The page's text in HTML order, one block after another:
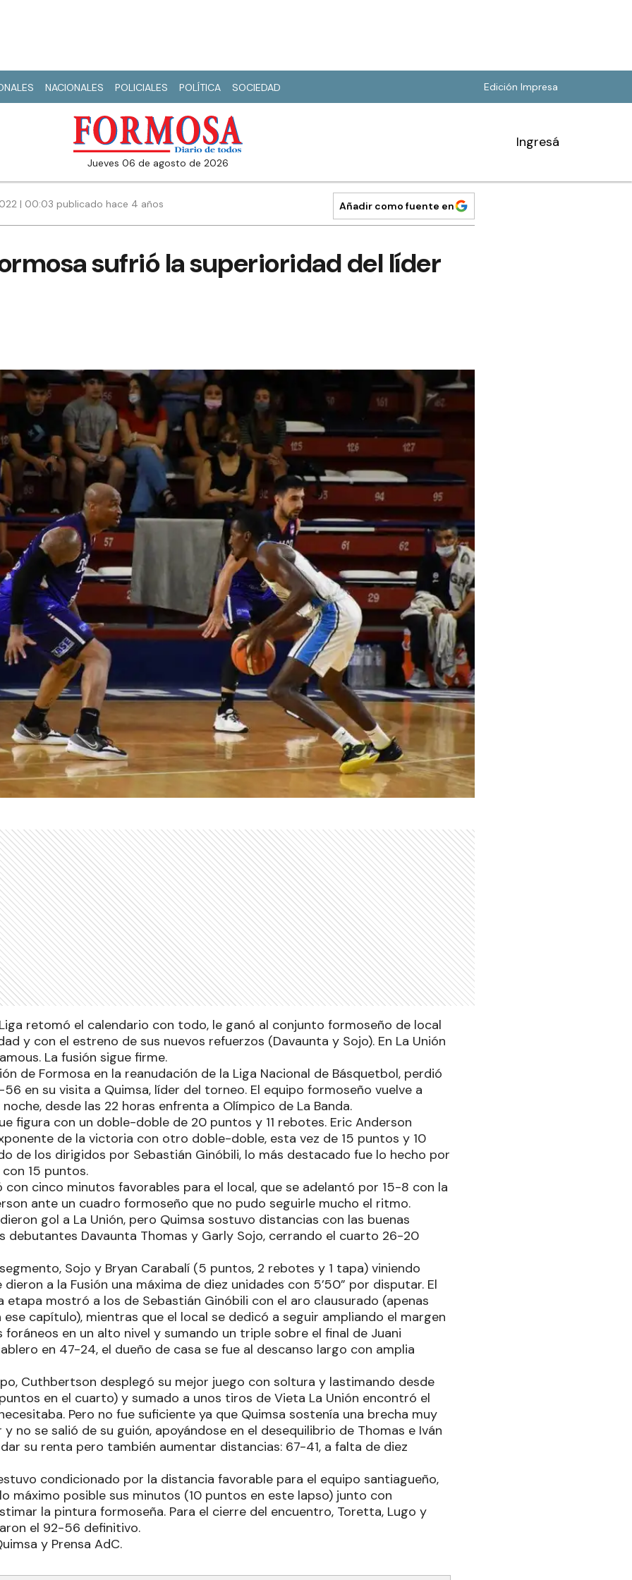
NACIONALES POLICIALES POLÍTICA SOCIEDAD Edición Impresa
jueves 06 de agosto de 2026
Ingresá
| 00:03 publicado hace 4 años Añadir como fuente en
sufrió la superioridad del líder
retomó el calendario con todo, le ganó al conjunto formoseño de local
y con el estreno de sus nuevos refuerzos (Davaunta y Sojo). En La Unión
La fusión sigue firme.
de Formosa en la reanudación de la Liga Nacional de Básquetbol, perdió
en su visita a Quimsa, líder del torneo. El equipo formoseño vuelve a
desde las 22 horas enfrenta a Olímpico de La Banda.
figura con un doble-doble de 20 puntos y 11 rebotes. Eric Anderson
de la victoria con otro doble-doble, esta vez de 15 puntos y 10
de los dirigidos por Sebastián Ginóbili, lo más destacado fue lo hecho por
15 puntos.
con cinco minutos favorables para el local, que se adelantó por 15-8 con la
ante un cuadro formoseño que no pudo seguirle mucho el ritmo.
gol a La Unión, pero Quimsa sostuvo distancias con las buenas
debutantes Davaunta Thomas y Garly Sojo, cerrando el cuarto 26-20
Sojo y Bryan Carabalí (5 puntos, 2 rebotes y 1 tapa) viniendo
a la Fusión una máxima de diez unidades con 5’50” por disputar. El
etapa mostró a los de Sebastián Ginóbili con el aro clausurado (apenas
capítulo), mientras que el local se dedicó a seguir ampliando el margen
foráneos en un alto nivel y sumando un triple sobre el final de Juani
en 47-24, el dueño de casa se fue al descanso largo con amplia
Cuthbertson desplegó su mejor juego con soltura y lastimando desde
en el cuarto) y sumado a unos tiros de Vieta La Unión encontró el
Pero no fue suficiente ya que Quimsa sostenía una brecha muy
no se salió de su guión, apoyándose en el desequilibrio de Thomas e Iván
su renta pero también aumentar distancias: 67-41, a falta de diez
condicionado por la distancia favorable para el equipo santiagueño,
máximo posible sus minutos (10 puntos en este lapso) junto con
la pintura formoseña. Para el cierre del encuentro, Toretta, Lugo y
el 92-56 definitivo.
y Prensa AdC.